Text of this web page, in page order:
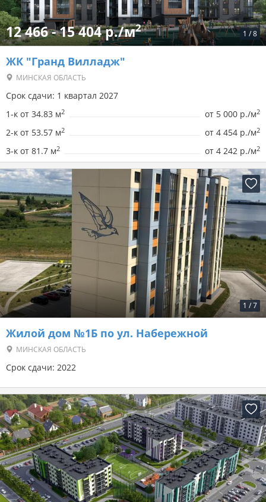
1 /8
12 466 - 15 404 р./м2
ЖК "Гранд Вилладж"
МИНСКАЯ ОБЛАСТЬ
Срок сдачи: 1 квартал 2027
1-к от 34.83 м2 от 5 000 р./м2
2-к от 53.57 м2 от 4 454 р./м2
3-к от 81.7 м2 от 4 242 р./м2
1 /7
Жилой дом №1Б по ул. Набережной
МИНСКАЯ ОБЛАСТЬ
Срок сдачи: 2022